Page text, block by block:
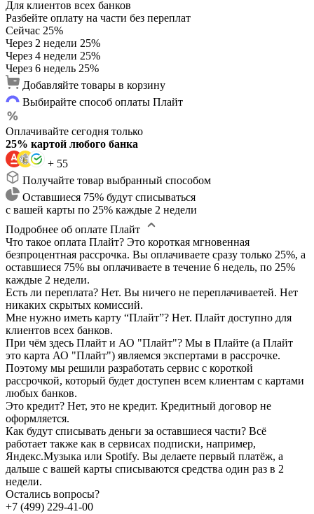
Для клиентов всех банков
Разбейте оплату на части без переплат
Сейчас 25%
Через 2 недели 25%
Через 4 недели 25%
Через 6 недель 25%
Добавляйте товары в корзину
Выбирайте способ оплаты Плайт
Оплачивайте сегодня только
25% картой любого банка
+ 55
Получайте товар выбранный способом
Оставшиеся 75% будут списываться
с вашей карты по 25% каждые 2 недели
Подробнее об оплате Плайт
Что такое оплата Плайт? Это короткая мгновенная
безпроцентная рассрочка. Вы оплачиваете сразу только 25%, а
оставшиеся 75% вы оплачиваете в течение 6 недель, по 25%
каждые 2 недели.
Есть ли переплата? Нет. Вы ничего не переплачиваетей. Нет
никаких скрытых комиссий.
Мне нужно иметь карту “Плайт”? Нет. Плайт доступно для
клиентов всех банков.
При чём здесь Плайт и АО "Плайт"? Мы в Плайте (а Плайт
это карта АО "Плайт") являемся экспертами в рассрочке.
Поэтому мы решили разработать сервис с короткой
рассрочкой, который будет доступен всем клиентам с картами
любых банков.
Это кредит? Нет, это не кредит. Кредитный договор не
оформляется.
Как будут списывать деньги за оставшиеся части? Всё
работает также как в сервисах подписки, например,
Яндекс.Музыка или Spotify. Вы делаете первый платёж, а
дальше с вашей карты списываются средства один раз в 2
недели.
Остались вопросы?
+7 (499) 229-41-00